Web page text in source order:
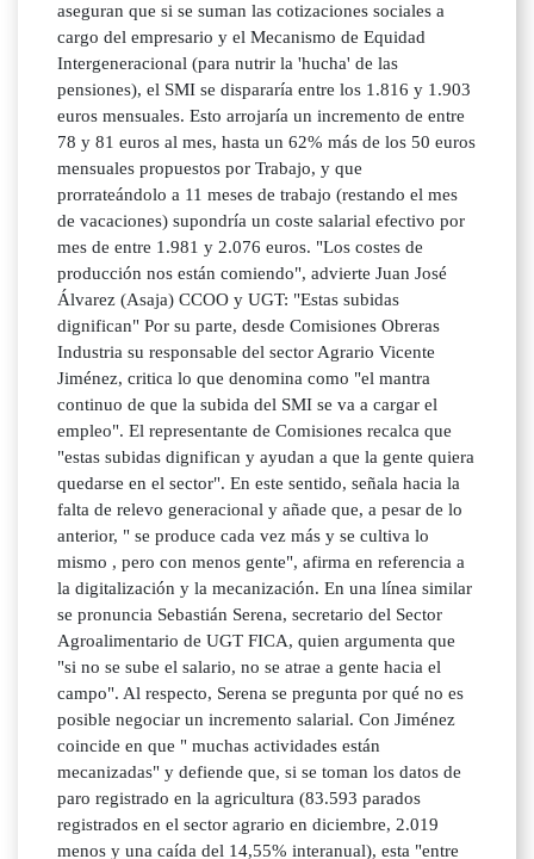
aseguran que si se suman las cotizaciones sociales a
cargo del empresario y el Mecanismo de Equidad
Intergeneracional (para nutrir la 'hucha' de las
pensiones), el SMI se dispararía entre los 1.816 y 1.903
euros mensuales. Esto arrojaría un incremento de entre
78 y 81 euros al mes, hasta un 62% más de los 50 euros
mensuales propuestos por Trabajo, y que
prorrateándolo a 11 meses de trabajo (restando el mes
de vacaciones) supondría un coste salarial efectivo por
mes de entre 1.981 y 2.076 euros. "Los costes de
producción nos están comiendo", advierte Juan José
Álvarez (Asaja) CCOO y UGT: "Estas subidas
dignifican" Por su parte, desde Comisiones Obreras
Industria su responsable del sector Agrario Vicente
Jiménez, critica lo que denomina como "el mantra
continuo de que la subida del SMI se va a cargar el
empleo". El representante de Comisiones recalca que
"estas subidas dignifican y ayudan a que la gente quiera
quedarse en el sector". En este sentido, señala hacia la
falta de relevo generacional y añade que, a pesar de lo
anterior, " se produce cada vez más y se cultiva lo
mismo , pero con menos gente", afirma en referencia a
la digitalización y la mecanización. En una línea similar
se pronuncia Sebastián Serena, secretario del Sector
Agroalimentario de UGT FICA, quien argumenta que
"si no se sube el salario, no se atrae a gente hacia el
campo". Al respecto, Serena se pregunta por qué no es
posible negociar un incremento salarial. Con Jiménez
coincide en que " muchas actividades están
mecanizadas" y defiende que, si se toman los datos de
paro registrado en la agricultura (83.593 parados
registrados en el sector agrario en diciembre, 2.019
menos y una caída del 14,55% interanual), esta "entre